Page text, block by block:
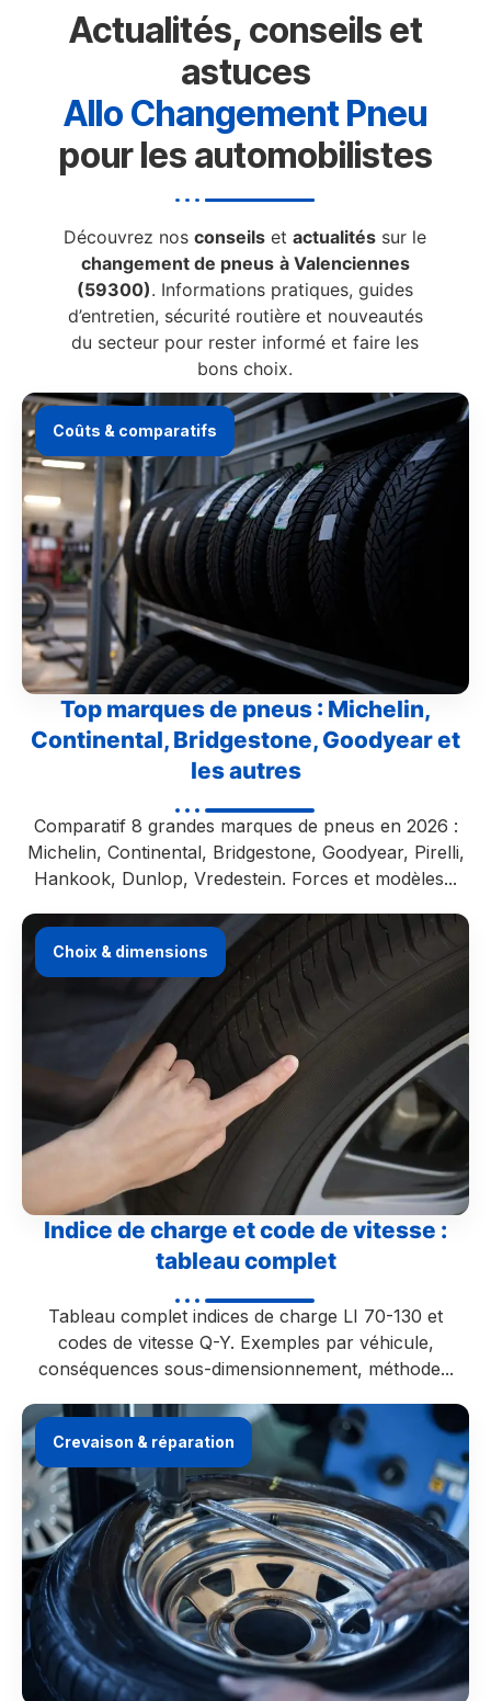
Actualités, conseils et
astuces
Allo Changement Pneu
pour les automobilistes
Découvrez nosconseils etactualités sur le
changement de pneus à Valenciennes
(59300). Informations pratiques, guides
d’entretien, sécurité routière et nouveautés
du secteur pour rester informé et faire les
bons choix.
Coûts & comparatifs
Top marques de pneus : Michelin,
Continental, Bridgestone, Goodyear et
les autres
Comparatif 8 grandes marques de pneus en 2026 :
Michelin, Continental, Bridgestone, Goodyear, Pirelli,
Hankook, Dunlop, Vredestein. Forces et modèles...
Choix & dimensions
Indice de charge et code de vitesse :
tableau complet
Tableau complet indices de charge LI 70-130 et
codes de vitesse Q-Y. Exemples par véhicule,
conséquences sous-dimensionnement, méthode...
Crevaison & réparation